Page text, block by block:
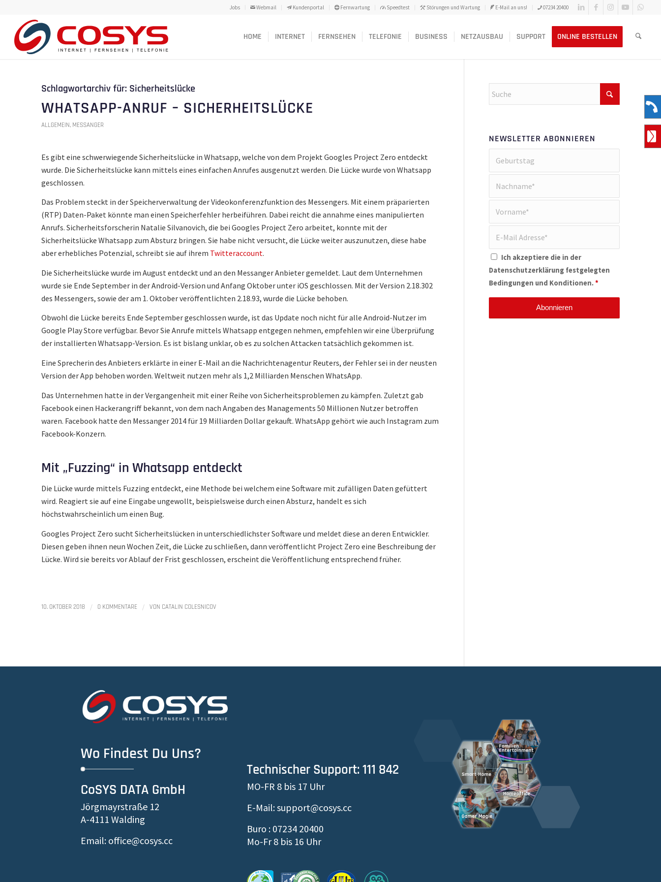
Jobs Webmail Kundenportal Fernwartung Speedtest Störungen und Wartung E-Mail an uns! 07234 20400
HOME INTERNET FERNSEHEN TELEFONIE BUSINESS NETZAUSBAU SUPPORT ONLINE BESTELLEN
Schlagwortarchiv für: Sicherheitslücke
WHATSAPP-ANRUF – SICHERHEITSLÜCKE
ALLGEMEIN, MESSANGER
Es gibt eine schwerwiegende Sicherheitslücke in Whatsapp, welche von dem Projekt Googles Project Zero entdeckt
wurde. Die Sicherheitslücke kann mittels eines einfachen Anrufes ausgenutzt werden. Die Lücke wurde von Whatsapp
geschlossen.
Das Problem steckt in der Speicherverwaltung der Videokonferenzfunktion des Messengers. Mit einem präparierten
(RTP) Daten-Paket könnte man einen Speicherfehler herbeiführen. Dabei reicht die annahme eines manipulierten
Anrufs. Sicherheitsforscherin Natalie Silvanovich, die bei Googles Project Zero arbeitet, konnte mit der
Sicherheitslücke Whatsapp zum Absturz bringen. Sie habe nicht versucht, die Lücke weiter auszunutzen, diese habe
aber erhebliches Potenzial, schreibt sie auf ihrem Twitteraccount.
Die Sicherheitslücke wurde im August entdeckt und an den Messanger Anbieter gemeldet. Laut dem Unternehmen
wurde sie Ende September in der Android-Version und Anfang Oktober unter iOS geschlossen. Mit der Version 2.18.302
des Messengers, sowie der am 1. Oktober veröffentlichten 2.18.93, wurde die Lücke behoben.
Obwohl die Lücke bereits Ende September geschlossen wurde, ist das Update noch nicht für alle Android-Nutzer im
Google Play Store verfügbar. Bevor Sie Anrufe mittels Whatsapp entgegen nehmen, empfehlen wir eine Überprüfung
der installierten Whatsapp-Version. Es ist bislang unklar, ob es zu solchen Attacken tatsächlich gekommen ist.
Eine Sprecherin des Anbieters erklärte in einer E-Mail an die Nachrichtenagentur Reuters, der Fehler sei in der neusten
Version der App behoben worden. Weltweit nutzen mehr als 1,2 Milliarden Menschen WhatsApp.
Das Unternehmen hatte in der Vergangenheit mit einer Reihe von Sicherheitsproblemen zu kämpfen. Zuletzt gab
Facebook einen Hackerangriff bekannt, von dem nach Angaben des Managements 50 Millionen Nutzer betroffen
waren. Facebook hatte den Messanger 2014 für 19 Milliarden Dollar gekauft. WhatsApp gehört wie auch Instagram zum
Facebook-Konzern.
Mit „Fuzzing“ in Whatsapp entdeckt
Die Lücke wurde mittels Fuzzing entdeckt, eine Methode bei welchem eine Software mit zufälligen Daten gefüttert
wird. Reagiert sie auf eine Eingabe ungewollt, beispielsweise durch einen Absturz, handelt es sich
höchstwahrscheinlich um einen Bug.
Googles Project Zero sucht Sicherheitslücken in unterschiedlichster Software und meldet diese an deren Entwickler.
Diesen geben ihnen neun Wochen Zeit, die Lücke zu schließen, dann veröffentlicht Project Zero eine Beschreibung der
Lücke. Wird sie bereits vor Ablauf der Frist geschlossen, erscheint die Veröffentlichung entsprechend früher.
10. OKTOBER 2018 / 0 KOMMENTARE / VON CATALIN COLESNICOV
NEWSLETTER ABONNIEREN
Ich akzeptiere die in der
Datenschutzerklärungfestgelegten
Bedingungen und Konditionen.*
Wo Findest Du Uns?
CoSYS DATA GmbH
Jörgmayrstraße 12
A-4111 Walding
Email: office@cosys.cc
Technischer Support: 111 842
MO-FR 8 bis 17 Uhr
E-Mail: support@cosys.cc
Buro : 07234 20400
Mo-Fr 8 bis 16 Uhr